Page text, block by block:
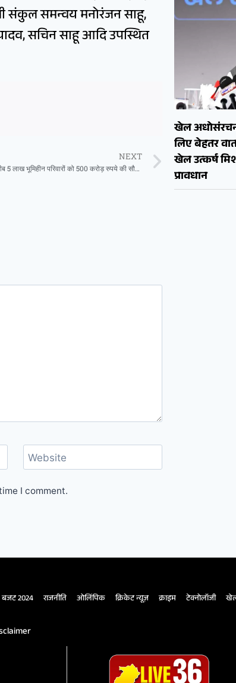
संकुल समन्वय मनोरंजन साहू,
सचिन साहू आदि उपस्थित
NEXT
अंत्योदय का संकल्प : करीब 5 लाख भूमिहीन परिवारों को 500 करोड़ रुपये की सौगात देंगे मुख्यमंत्री विष्णुदेव साय
Website
I comment.
खेल
लिए बेहतर
खेल उत्कर्ष
प्रावधान
बजट 2024 राजनीति ओलिंपिक क्रिकेट न्यूज़ क्राइम टेक्नोलॉजी